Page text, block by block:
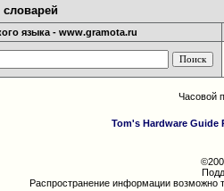
языка - www.gramota.ru
Часовой
Tom's Hardware Guide
Распространение информации возможно